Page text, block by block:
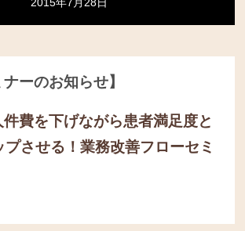
ナーのお知らせ】
件費を下げながら患者満足度と
プさせる！業務改善フローセミ